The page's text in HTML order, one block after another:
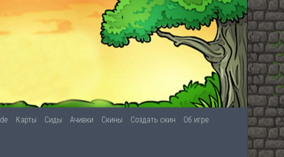
Карты Сиды Ачивки Скины Создать скин Об игре